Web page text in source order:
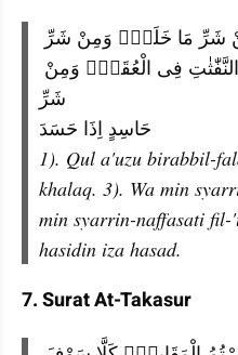
شَرِّ
حَاسِدٍ اِذَا حَسَدَ
1). Qul a'uzu birabbil-
khalaq. 3). Wa min
min syarrin-naffasati
hasidin iza hasad.
7. Surat At-Takasur